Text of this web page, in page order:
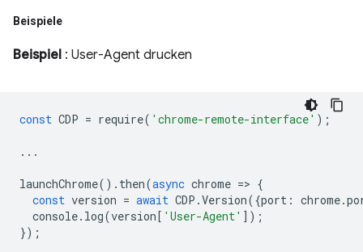
Beispiele
Beispiel : User-Agent drucken
const CDP = require( 'chrome-remote-interface' );
...
launchChrome(). then(async chrome => {
const version = await CDP .Version({port : chrome.
console. log(version[ 'User-Agent' ]);
});